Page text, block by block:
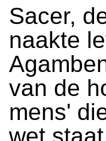
Sacer,
naakte
van de
mens'